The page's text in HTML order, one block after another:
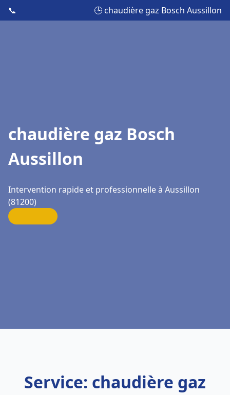
📞 🕒 chaudière gaz Bosch Aussillon
chaudière gaz Bosch
Aussillon
Intervention rapide et professionnelle à Aussillon
(81200)
Service: chaudière gaz